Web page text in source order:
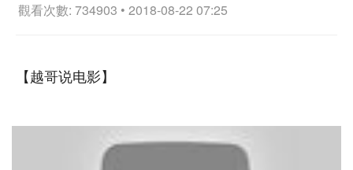
觀看次數: 734903 • 2018-08-22 07:25
【越哥说电影】